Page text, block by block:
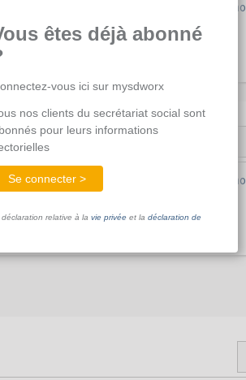
Contactez-
travail
de votre abonnement actuel. Contactez-
êtes déjà abonné
vous ici sur mysdworx
nos clients du secrétariat social sont
pour leurs informations
Se connecter >
déclaration relative à la vie privéeet la déclaration de